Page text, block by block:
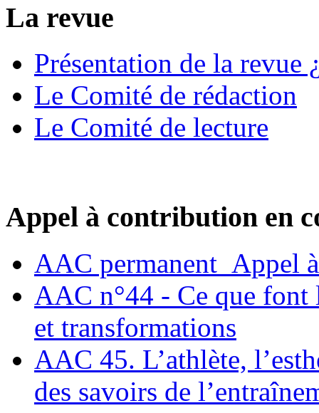
La revue
Présentation de la revue
Le Comité de rédaction
Le Comité de lecture
Appel à contribution en
AAC permanent_Appel
AAC n°44 - Ce que font
et transformations
AAC 45. L’athlète,
des savoirs de